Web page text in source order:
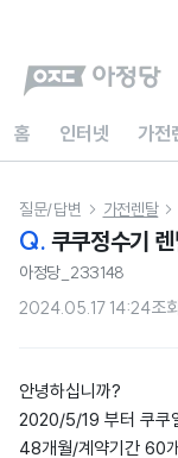
홈 인터넷 가전
질문/답변  가전렌탈 
Q. 쿠쿠정수기
아정당_233148
2024.05.17 14:24조회
안녕하십니까?
2020/5/19 부터 쿠쿠
48개월/계약기간 60